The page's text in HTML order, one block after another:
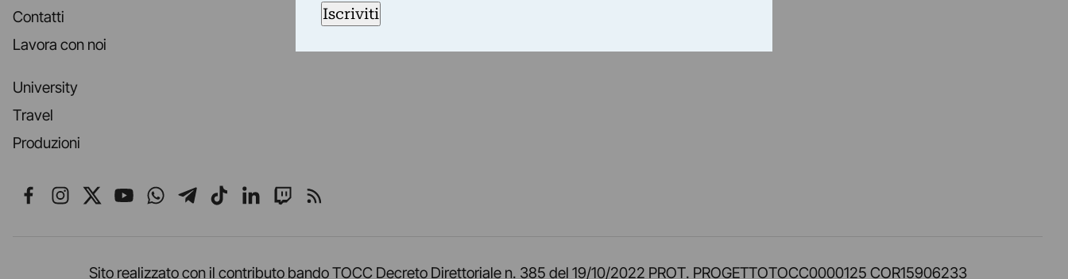
Contatti
Lavora con noi
University
Travel
Produzioni
Seguici su Facebook
Seguici su Instagram
Seguici su X
Seguici su YouTube
Seguici su WhatsApp
Seguici su Telegram
Seguici su TikTok
Seguici su LinkedIn
Seguici su Twitch
Seguici su Rss
Sito realizzato con il contributo bando TOCC Decreto Direttoriale n. 385 del 19/10/2022 PROT. PROGETTOTOCC0000125 COR15906233
Iscriviti